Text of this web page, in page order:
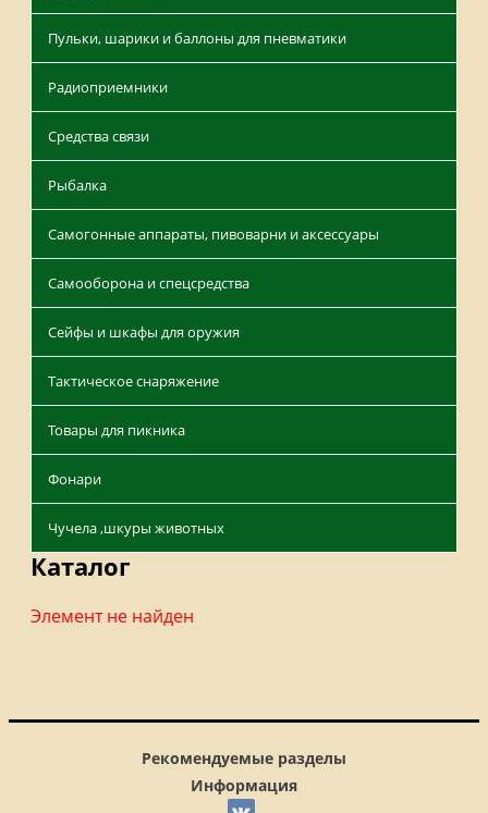
Пульки, шарики и баллоны для пневматики
Радиоприемники
Средства связи
Рыбалка
Самогонные аппараты, пивоварни и аксессуары
Самооборона и спецсредства
Сейфы и шкафы для оружия
Тактическое снаряжение
Товары для пикника
Фонари
Чучела ,шкуры животных
Каталог
Элемент не найден
Рекомендуемые разделы
Информация